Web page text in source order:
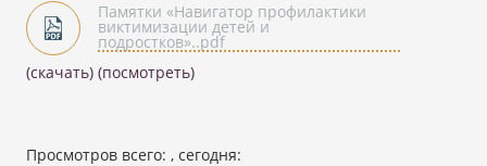
Памятки «Навигатор профилактики
виктимизации детей и
подростков»..pdf
(скачать) (посмотреть)
Просмотров всего: , сегодня: